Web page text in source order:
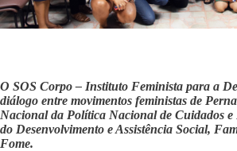
O SOS Corpo – Instituto Feminista para a
diálogo entre movimentos feministas de
Nacional da Política Nacional de Cuidados
do Desenvolvimento e Assistência Social,
Fome.